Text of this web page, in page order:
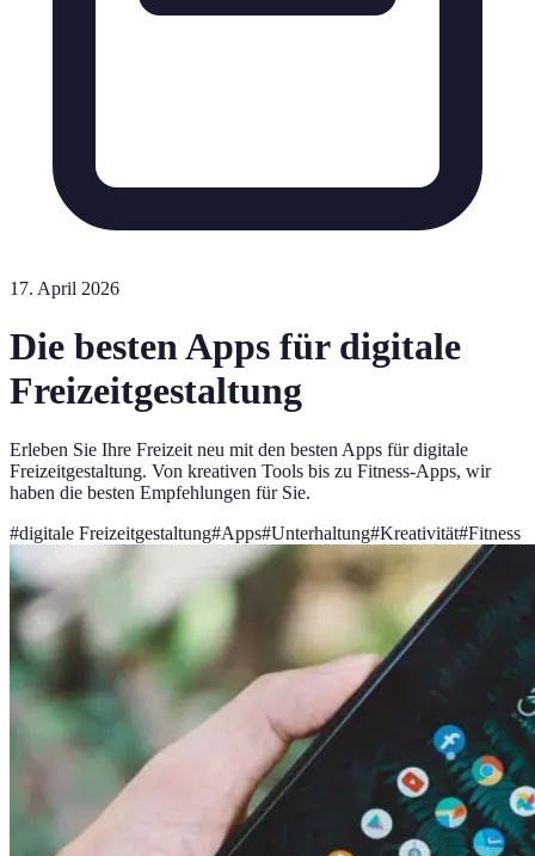
17. April 2026
Die besten Apps für digitale
Freizeitgestaltung
Erleben Sie Ihre Freizeit neu mit den besten Apps für digitale
Freizeitgestaltung. Von kreativen Tools bis zu Fitness-Apps, wir
haben die besten Empfehlungen für Sie.
#digitale Freizeitgestaltung#Apps#Unterhaltung#Kreativität#Fitness